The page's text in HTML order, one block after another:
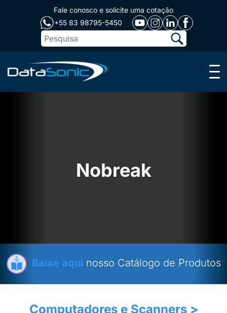
Fale conosco e solicite uma cotação
+55 83 98795-5450
Menu
Nobreak
Baixe aqui nosso Catálogo de Produtos
Computadores e Scanners>